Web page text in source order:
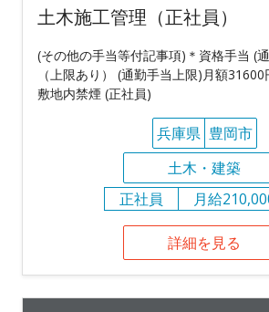
土木施工管理（正社員）
(その他の手当等付記事項)＊資格手当 (
（上限あり） (通勤手当上限)月額
敷地内禁煙 (正社員)
兵庫県 豊岡市
土木・建築
正社員
月給
詳細を見る